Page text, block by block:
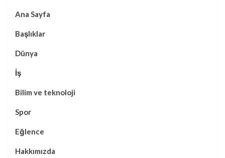
Ana Sayfa
Başlıklar
Dünya
İş
Bilim ve teknoloji
Spor
Eğlence
Hakkımızda